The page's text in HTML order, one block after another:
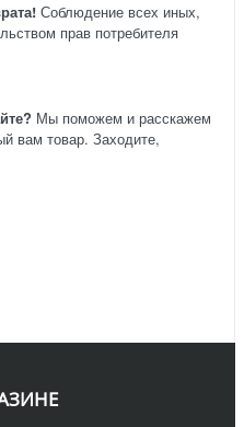
Соблюдение всех иных,
прав потребителя
Мы поможем и расскажем
вам товар. Заходите,